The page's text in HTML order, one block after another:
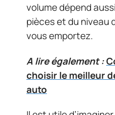
volume dépend
pièces et du niveau
vous emportez.
A lire également :
choisir le meilleur
auto